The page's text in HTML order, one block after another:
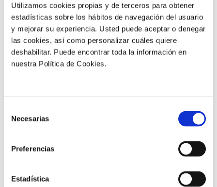
Utilizamos cookies propias y de terceros para obtener
estadísticas sobre los hábitos de navegación del usuario
y mejorar su experiencia. Usted puede aceptar o denegar
las cookies, así como personalizar cuáles quiere
deshabilitar. Puede encontrar toda la información en
nuestra Política de Cookies.
Necesarias
Preferencias
Estadística
Retorno de la
inversión
13.3:1
€ (EUR) obtenidos por cada €
(EUR) invertido*